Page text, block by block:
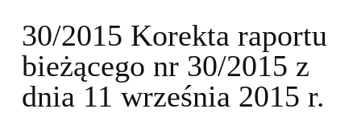
30/2015 Korekta raportu
bieżącego nr 30/2015 z
dnia 11 września 2015 r.